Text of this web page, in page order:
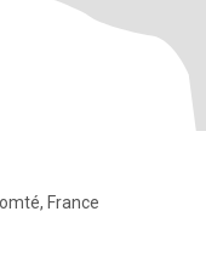
France